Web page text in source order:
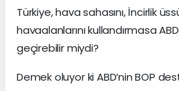
Türkiye, hava sahasını, İncirlik
havaalanlarını kullandırmasa
geçirebilir miydi?
Demek oluyor ki ABD’nin BOP